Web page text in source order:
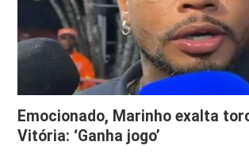
Emocionado, Marinho exalta
Vitória: ‘Ganha jogo’